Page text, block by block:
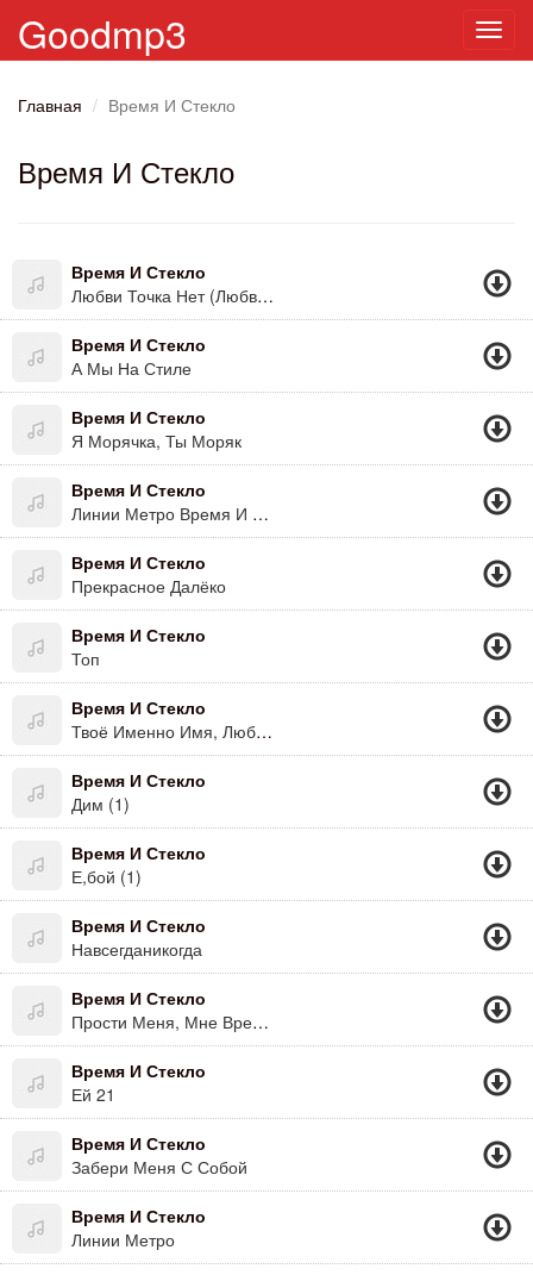
Goodmp3
Главная Время И Стекло
Время И Стекло
Время И Стекло
Любви Точка Нет (Любви.нет)
Время И Стекло
А Мы На Стиле
Время И Стекло
Я Морячка, Ты Моряк
Время И Стекло
Линии Метро Время И Истекло
Время И Стекло
Прекрасное Далёко
Время И Стекло
Топ
Время И Стекло
Твоё Именно Имя, Любимое Моё
Время И Стекло
Дим (1)
Время И Стекло
Е,бой (1)
Время И Стекло
Навсегданикогда
Время И Стекло
Прости Меня, Мне Время Нужно К Тебе Душа Не Равнодушна И Что Во Мне Необъяснимо Ведь Я Тебе Необходима Пойми Меня Мне Ждать Так Трудно Хочу Я Ранним Летним Утром С Тобою Слиться Воедино Ты Просто Мне Необходима
Время И Стекло
Ей 21
Время И Стекло
Забери Меня С Собой
Время И Стекло
Линии Метро